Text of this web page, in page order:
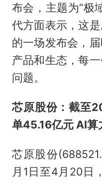
布会，主题为“极
代方面表示，这
的一场发布会，
产品和生态，每
问题。
芯原股份：截至
单45.16亿元 AI算
芯原股份
月1日至4月20日